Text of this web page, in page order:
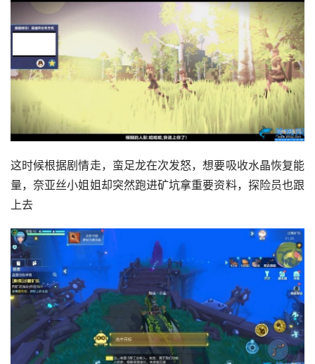
这时候根据剧情走，蛮足龙在次发怒，想要吸收水晶恢复能
量，奈亚丝小姐姐却突然跑进矿坑拿重要资料，探险员也跟
上去